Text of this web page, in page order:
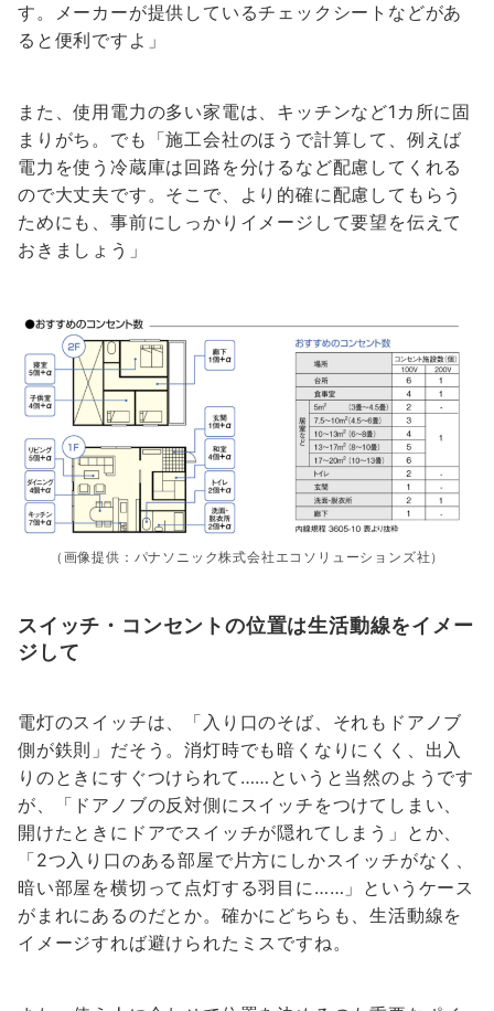
す。メーカーが提供しているチェックシートなどがあ
ると便利ですよ」
また、使用電力の多い家電は、キッチンなど1カ所に固
まりがち。でも「施工会社のほうで計算して、例えば
電力を使う冷蔵庫は回路を分けるなど配慮してくれる
ので大丈夫です。そこで、より的確に配慮してもらう
ためにも、事前にしっかりイメージして要望を伝えて
おきましょう」
（画像提供：パナソニック株式会社エコソリューションズ社）
スイッチ・コンセントの位置は生活動線をイメー
ジして
電灯のスイッチは、「入り口のそば、それもドアノブ
側が鉄則」だそう。消灯時でも暗くなりにくく、出入
りのときにすぐつけられて……というと当然のようです
が、「ドアノブの反対側にスイッチをつけてしまい、
開けたときにドアでスイッチが隠れてしまう」とか、
「2つ入り口のある部屋で片方にしかスイッチがなく、
暗い部屋を横切って点灯する羽目に……」というケース
がまれにあるのだとか。確かにどちらも、生活動線を
イメージすれば避けられたミスですね。